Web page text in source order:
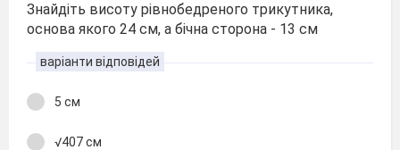
Знайдіть висоту рівнобедреного трикутника,
основа якого 24 см, а бічна сторона - 13 см
варіанти відповідей
5 см
√407 см